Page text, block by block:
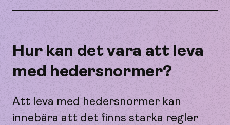
Hur kan det vara att leva
med hedersnormer?
Att leva med hedersnormer kan
innebära att det finns starka regler